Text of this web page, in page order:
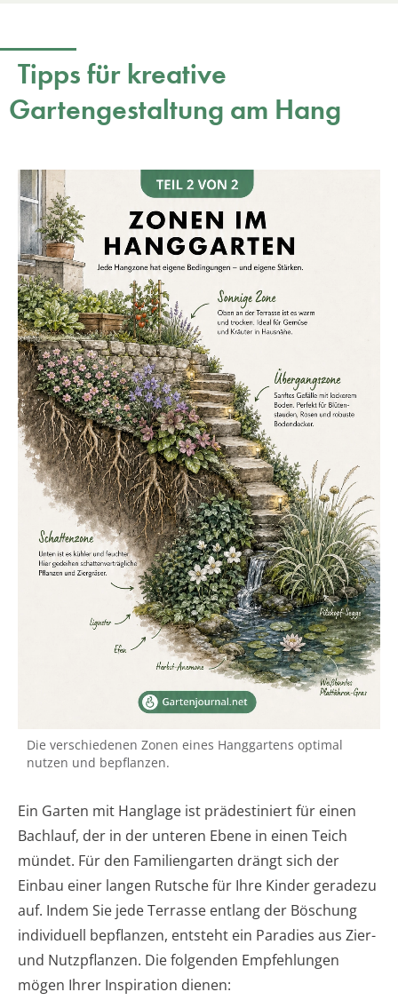
Tipps für kreative
Gartengestaltung am Hang
Die verschiedenen Zonen eines Hanggartens optimal
nutzen und bepflanzen.
Ein Garten mit Hanglage ist prädestiniert für einen
Bachlauf, der in der unteren Ebene in einen Teich
mündet. Für den Familiengarten drängt sich der
Einbau einer langen Rutsche für Ihre Kinder geradezu
auf. Indem Sie jede Terrasse entlang der Böschung
individuell bepflanzen, entsteht ein Paradies aus Zier-
und Nutzpflanzen. Die folgenden Empfehlungen
mögen Ihrer Inspiration dienen: